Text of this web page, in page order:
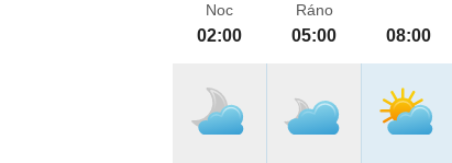
Noc
02:00
Ráno
05:00 08:00